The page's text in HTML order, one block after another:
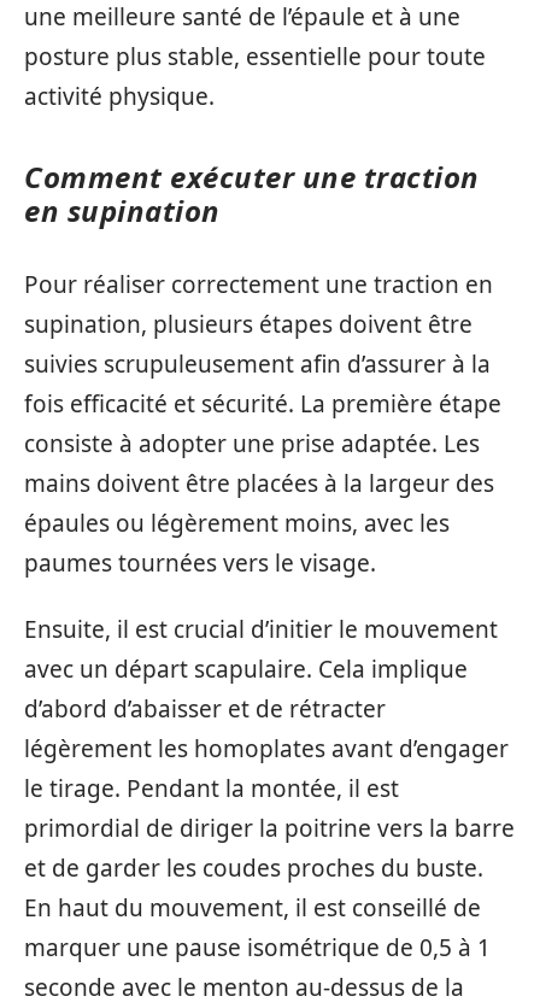
une meilleure santé de l’épaule et à une
posture plus stable, essentielle pour toute
activité physique.
Comment exécuter une traction
en supination
Pour réaliser correctement une traction en
supination, plusieurs étapes doivent être
suivies scrupuleusement afin d’assurer à la
fois efficacité et sécurité. La première étape
consiste à adopter une prise adaptée. Les
mains doivent être placées à la largeur des
épaules ou légèrement moins, avec les
paumes tournées vers le visage.
Ensuite, il est crucial d’initier le mouvement
avec un départ scapulaire. Cela implique
d’abord d’abaisser et de rétracter
légèrement les homoplates avant d’engager
le tirage. Pendant la montée, il est
primordial de diriger la poitrine vers la barre
et de garder les coudes proches du buste.
En haut du mouvement, il est conseillé de
marquer une pause isométrique de 0,5 à 1
seconde avec le menton au-dessus de la